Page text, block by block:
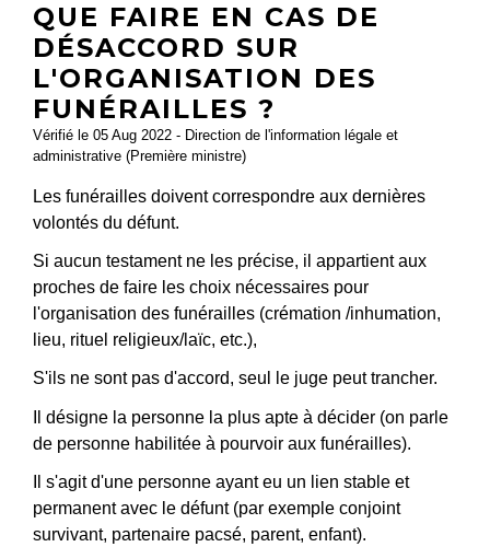
QUE FAIRE EN CAS DE
DÉSACCORD SUR
L'ORGANISATION DES
FUNÉRAILLES ?
Vérifié le 05 Aug 2022 - Direction de l'information légale et
administrative (Première ministre)
Les funérailles doivent correspondre aux dernières
volontés du défunt.
Si aucun testament ne les précise, il appartient aux
proches de faire les choix nécessaires pour
l'organisation des funérailles (crémation /inhumation,
lieu, rituel religieux/laïc, etc.),
S'ils ne sont pas d'accord, seul le juge peut trancher.
Il désigne la personne la plus apte à décider (on parle
de personne habilitée à pourvoir aux funérailles).
Il s'agit d'une personne ayant eu un lien stable et
permanent avec le défunt (par exemple conjoint
survivant, partenaire pacsé, parent, enfant).